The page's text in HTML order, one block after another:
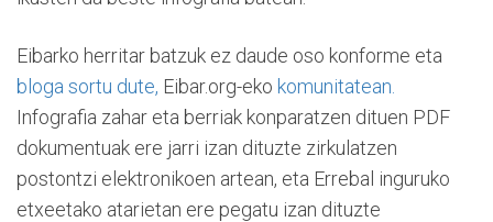
Eibarko herritar batzuk ez daude oso konforme eta
bloga sortu dute, Eibar.org-eko komunitatean.
Infografia zahar eta berriak konparatzen dituen PDF
dokumentuak ere jarri izan dituzte zirkulatzen
postontzi elektronikoen artean, eta Errebal inguruko
etxeetako atarietan ere pegatu izan dituzte